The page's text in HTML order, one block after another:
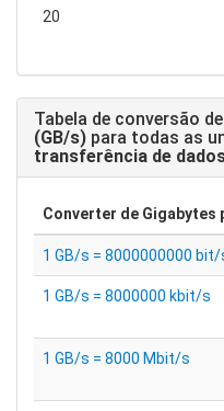
20
Tabela de conversão de
(GB/s) para todas as
transferência de
Converter de Gigabytes
1 GB/s = 8000000000 bit/
1 GB/s = 8000000 kbit/s
1 GB/s = 8000 Mbit/s